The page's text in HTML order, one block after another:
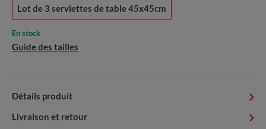
Lot de 3 serviettes de table 45x45cm
Guide des tailles
En stock
Détails produit
Livraison et retour